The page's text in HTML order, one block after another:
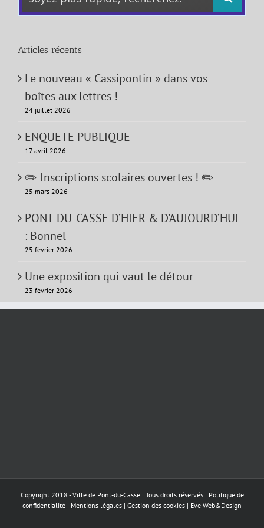
Articles récents
Le nouveau « Cassipontin » dans vos
boîtes aux lettres !
24 juillet 2026
ENQUETE PUBLIQUE
17 avril 2026
✏️ Inscriptions scolaires ouvertes ! ✏️
25 mars 2026
PONT-DU-CASSE D’HIER & D’AUJOURD’HUI
: Bonnel
25 février 2026
Une exposition qui vaut le détour
23 février 2026
Copyright 2018 - Ville de Pont-du-Casse | Tous droits réservés | Politique de
confidentialité | Mentions légales | Gestion des cookies | Eve Web&Design